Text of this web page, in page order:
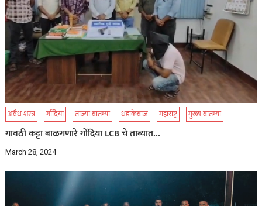
अवैध शस्त्र गोंदिया ताज्या बातम्या धडाकेबाज महाराष्ट्र मुख्य बातम्या
गावठी कट्टा बाळगणारे गोंदिया LCB चे ताब्यात…
March 28, 2024